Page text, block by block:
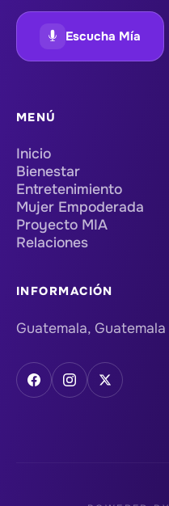
Escucha Mía
MENÚ
Inicio
Bienestar
Entretenimiento
Mujer Empoderada
Proyecto MIA
Relaciones
INFORMACIÓN
Guatemala, Guatemala